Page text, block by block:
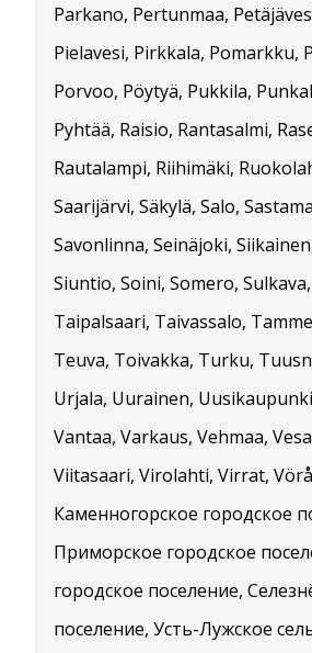
Parkano, Pertunmaa,
Pielavesi, Pirkkala, Pomarkku,
Porvoo, Pöytyä, Pukkila,
Pyhtää, Raisio, Rantasalmi,
Rautalampi, Riihimäki,
Saarijärvi, Säkylä, Salo,
Savonlinna, Seinäjoki,
Siuntio, Soini, Somero,
Taipalsaari, Taivassalo,
Teuva, Toivakka, Turku,
Urjala, Uurainen,
Vantaa, Varkaus, Vehmaa,
Viitasaari, Virolahti, Virrat,
Каменногорское городское
Приморское городское
городское поселение,
поселение, Усть-Лужское